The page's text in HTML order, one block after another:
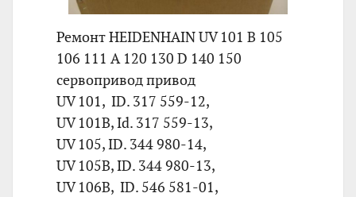
Ремонт HEIDENHAIN UV 101 B 105
106 111 A 120 130 D 140 150
сервопривод привод
UV 101, ID. 317 559-12,
UV 101B, Id. 317 559-13,
UV 105, ID. 344 980-14,
UV 105B, ID. 344 980-13,
UV 106B, ID. 546 581-01,